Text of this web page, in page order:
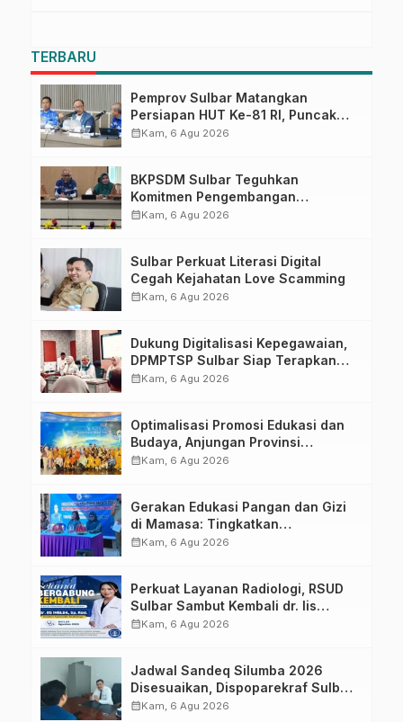
TERBARU
Pemprov Sulbar Matangkan
Persiapan HUT Ke-81 RI, Puncak
Upacara di Lapangan Ahmad
calendar_monthKam, 6 Agu 2026
BKPSDM Sulbar Teguhkan
Komitmen Pengembangan
Kompetensi ASN melalui
calendar_monthKam, 6 Agu 2026
Sulbar Perkuat Literasi Digital
Cegah Kejahatan Love Scamming
calendar_monthKam, 6 Agu 2026
Dukung Digitalisasi Kepegawaian,
DPMPTSP Sulbar Siap Terapkan
Aplikasi FLEKSI ASN
calendar_monthKam, 6 Agu 2026
Optimalisasi Promosi Edukasi dan
Budaya, Anjungan Provinsi
Sulawesi Barat Perkuat Kolaborasi
calendar_monthKam, 6 Agu 2026
Gerakan Edukasi Pangan dan Gizi
di Mamasa: Tingkatkan
Pengetahuan dan Keterampilan
calendar_monthKam, 6 Agu 2026
Perkuat Layanan Radiologi, RSUD
Sulbar Sambut Kembali dr. Iis
Imelda, Sp.Rad
calendar_monthKam, 6 Agu 2026
Jadwal Sandeq Silumba 2026
Disesuaikan, Dispoparekraf Sulbar
Pastikan Persiapan Tetap
calendar_monthKam, 6 Agu 2026